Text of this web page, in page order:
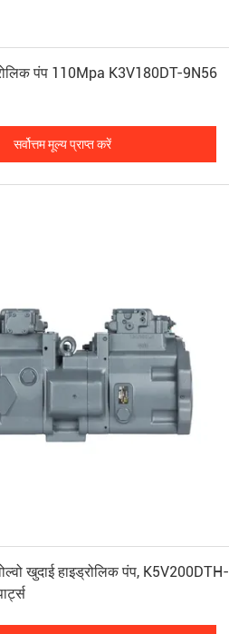
पंप 110Mpa K3V180DT-9N56
सर्वोत्तम मूल्य प्राप्त करें
खुदाई हाइड्रोलिक पंप, K5V200DTH-